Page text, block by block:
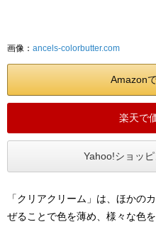
画像： ancels-colorbutter.com
Amazon
楽天で
Yahoo!ショッ
「クリアクリーム」は、ほかの
ぜることで色を薄め、様々な色